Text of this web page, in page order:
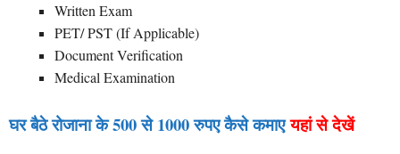
Written Exam
PET/ PST (If Applicable)
Document Verification
Medical Examination
घर बैठे रोजाना के 500 से 1000 रुपए कैसे कमाएयहां से देखें